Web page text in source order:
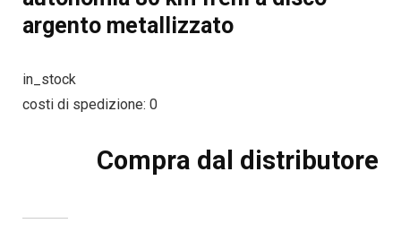
argento metallizzato
in_stock
costi di spedizione: 0
Compra dal distributore